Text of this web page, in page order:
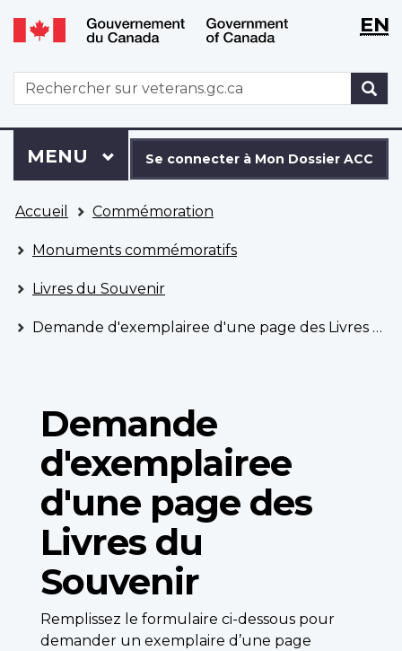
Aller
au
principal
Passer
à
version
HTML
simplifiée
WxT
WxTEN
WxT
Search
form
connecter
à
Dossier
ACC
Se connecter à Mon Dossier ACC
Menu
MENU PRINCIPAL
êtes
ici
Accueil Commémoration
Monuments commémoratifs
Livres du Souvenir
Demande d'exemplairee d'une page des Livres du Souvenir
Demande
d'exemplairee
d'une page des
Livres du
Souvenir
Remplissez le formulaire ci-dessous pour
demander un exemplaire d’une page